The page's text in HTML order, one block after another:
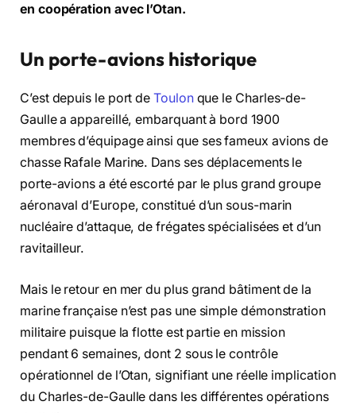
en coopération avec l’Otan.
Un porte-avions historique
C’est depuis le port deToulonque le Charles-de-
Gaulle a appareillé, embarquant à bord 1900
membres d’équipage ainsi que ses fameux avions de
chasse Rafale Marine. Dans ses déplacements le
porte-avions a été escorté par le plus grand groupe
aéronaval d’Europe, constitué d’un sous-marin
nucléaire d’attaque, de frégates spécialisées et d’un
ravitailleur.
Mais le retour en mer du plus grand bâtiment de la
marine française n’est pas une simple démonstration
militaire puisque la flotte est partie en mission
pendant 6 semaines, dont 2 sous le contrôle
opérationnel de l’Otan, signifiant une réelle implication
du Charles-de-Gaulle dans les différentes opérations